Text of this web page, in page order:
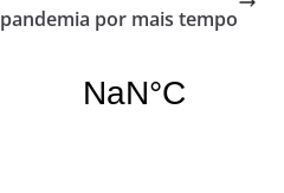
pandemia por mais tempo